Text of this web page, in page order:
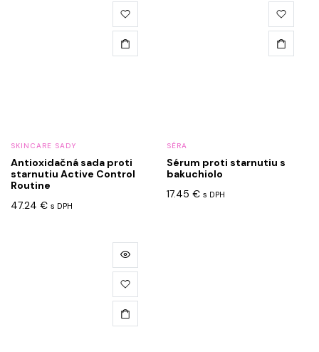
SKINCARE SADY
Antioxidačná sada proti
starnutiu Active Control
Routine
47.24 € s DPH
SÉRA
Sérum proti starnutiu s
bakuchiolo
17.45 € s DPH